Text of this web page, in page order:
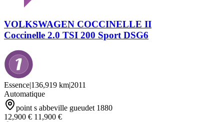
VOLKSWAGEN COCCINELLE II
Coccinelle 2.0 TSI 200 Sport DSG6
Essence|136,919 km|2011
Automatique
point s abbeville gueudet 1880
12,900 € 11,900 €